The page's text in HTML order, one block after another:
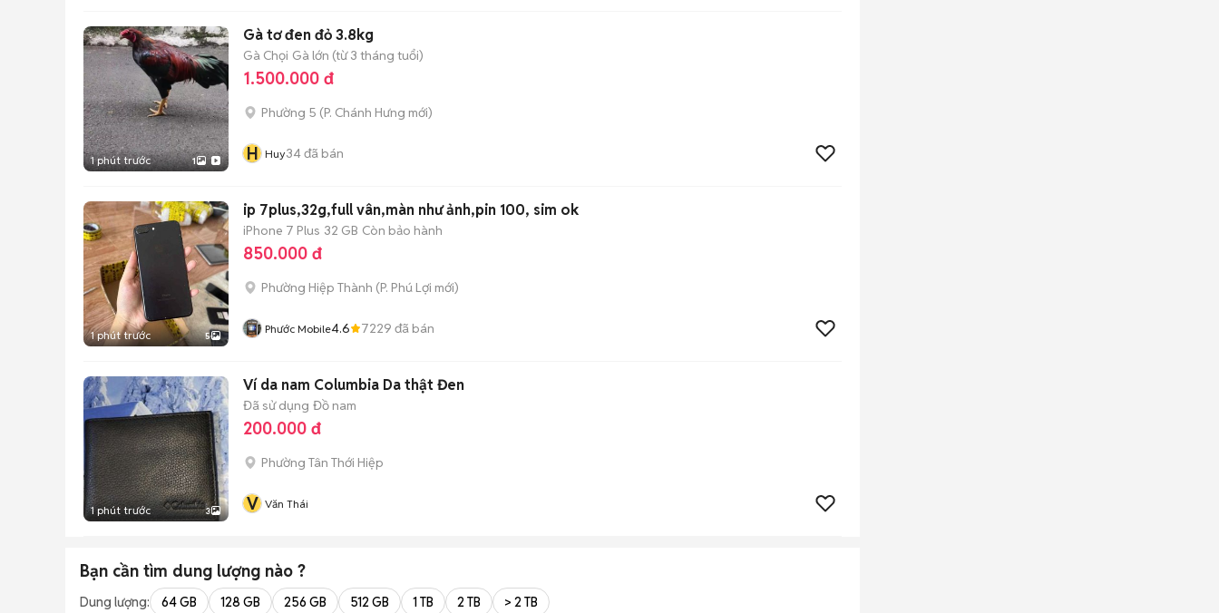
1 phút trước 1
Gà tơ đen đỏ 3.8kg
Gà Chọi Gà lớn (từ 3 tháng tuổi)
1.500.000 đ
Phường 5 (P. Chánh Hưng mới)
H Huy34đã bán
1 phút trước 5
ip 7plus,32g,full vân,màn như ảnh,pin 100, sim ok
iPhone 7 Plus 32 GB Còn bảo hành
850.000 đ
Phường Hiệp Thành (P. Phú Lợi mới)
Phước Mobile4.6 7229 đã bán
1 phút trước 3
Ví da nam Columbia Da thật Đen
Đã sử dụng Đồ nam
200.000 đ
Phường Tân Thới Hiệp
V Văn Thái
Bạn cần tìm dung lượng nào ?
Dung lượng: 64 GB 128 GB 256 GB 512 GB 1 TB 2 TB > 2 TB